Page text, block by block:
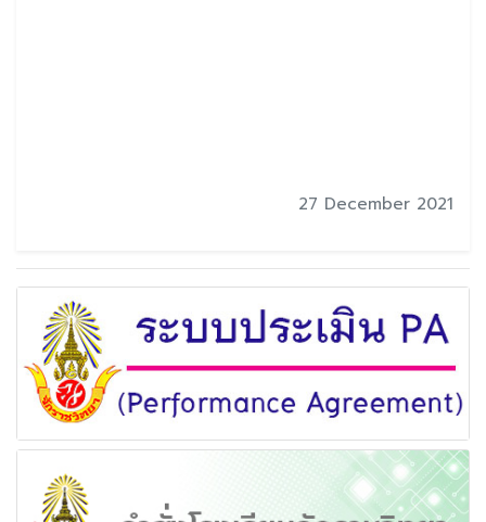
27 December 2021